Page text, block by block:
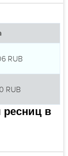
RUB
RUB
в